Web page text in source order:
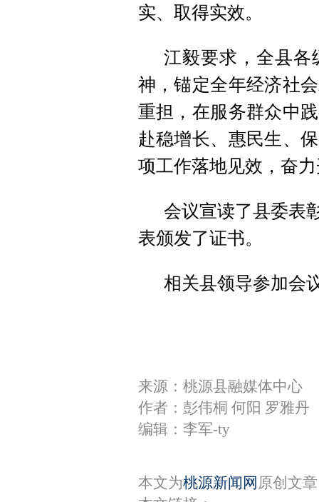
实、取得实效。
江毅要求，全县各
神，锚定全年经济社
重担，在服务群众中
赴稳增长、惠民生、
项工作落地见效，奋
会议宣读了县委表
表颁发了证书。
相关县领导参加会
来源：桃源县融媒体中心
作者：彭伟桐 何阳 罗雅丹
编辑：李军-ty
本文为桃源新闻网 原创文